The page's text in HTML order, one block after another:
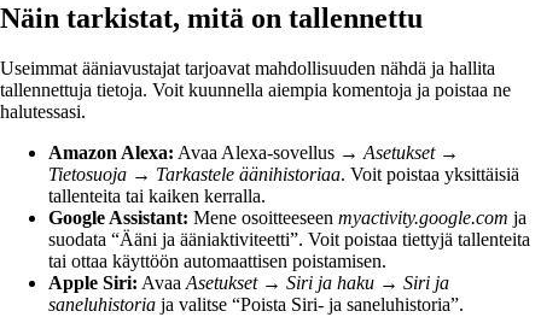
Näin tarkistat, mitä on tallennettu
Useimmat ääniavustajat tarjoavat mahdollisuuden nähdä ja hallita
tallennettuja tietoja. Voit kuunnella aiempia komentoja ja poistaa ne
halutessasi.
Amazon Alexa: Avaa Alexa-sovellus →Asetukset→
Tietosuoja → Tarkastele äänihistoriaa. Voit poistaa yksittäisiä
tallenteita tai kaiken kerralla.
Google Assistant: Mene osoitteeseen myactivity.google.com ja
suodata “Ääni ja ääniaktiviteetti”. Voit poistaa tiettyjä tallenteita
tai ottaa käyttöön automaattisen poistamisen.
Apple Siri: AvaaAsetukset→ Siri ja haku → Siri ja
saneluhistoria ja valitse “Poista Siri- ja saneluhistoria”.